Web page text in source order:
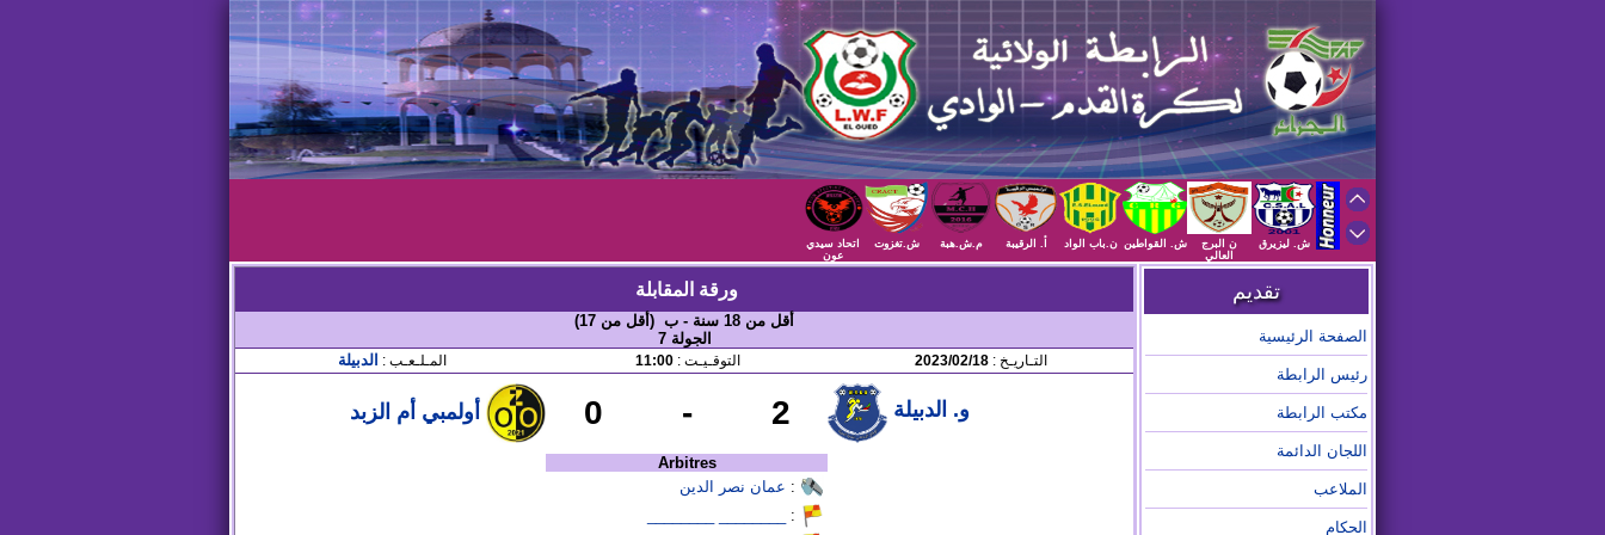
ش. ليزيرق
ن البرج
العالي
ش. القواطين ن.باب الواد أ. الرقيبة م.ش.هبة ش.تغزوت
اتحاد سيدي
عون
تقديم
الصفحة الرئيسية
رئيس الرابطة
مكتب الرابطة
اللجان الدائمة
الملاعب
الحكام
ورقة المقابلة
أقل من 18 سنة - ب (أقل من 17)
الجولة 7
التـاريـخ :2023/02/18 التوقـيـت : 11:00 المـلـعـب : الدبيلة
و. الدبيلة 2
-
0 أولمبي أم الزبد
Arbitres
: عمان نصر الدين
: